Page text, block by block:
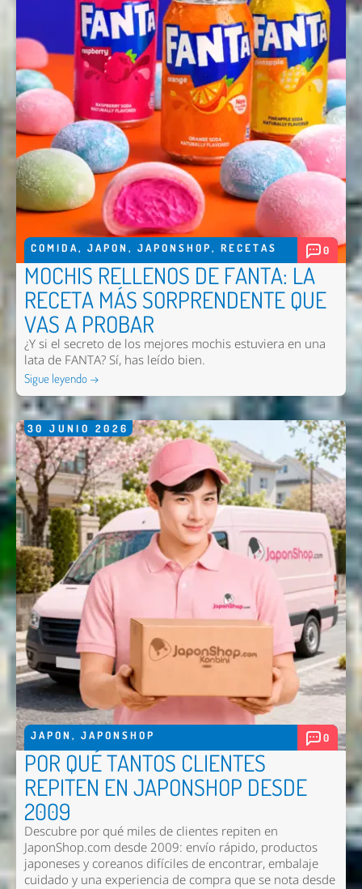
COMIDA, JAPON , JAPONSHOP, RECETAS 0
MOCHIS RELLENOS DE FANTA: LA
RECETA MÁS SORPRENDENTE QUE
VAS A PROBAR
¿Y si el secreto de los mejores mochis estuviera en una
lata de FANTA? Sí, has leído bien.
Sigue leyendo →
30 JUNIO 2026
JAPON , JAPONSHOP 0
POR QUÉ TANTOS CLIENTES
REPITEN EN JAPONSHOP DESDE
2009
Descubre por qué miles de clientes repiten en
JaponShop.com desde 2009: envío rápido, productos
japoneses y coreanos difíciles de encontrar, embalaje
cuidado y una experiencia de compra que se nota desde